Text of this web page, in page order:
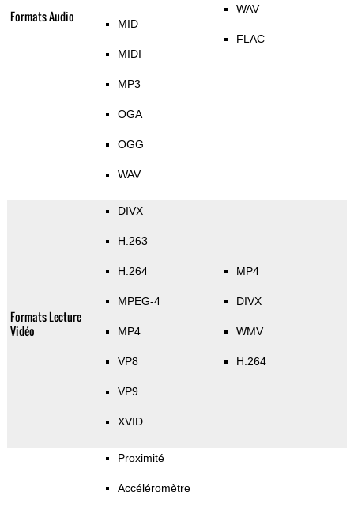
Formats Audio MID
MIDI
MP3
OGA
OGG
WAV
WAV
FLAC
Formats Lecture
Vidéo
DIVX
H.263
H.264
MPEG-4
MP4
VP8
VP9
XVID
MP4
DIVX
WMV
H.264
Proximité
Accéléromètre